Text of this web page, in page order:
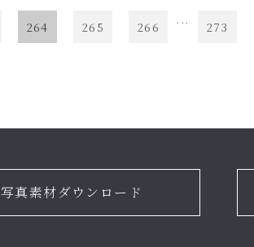
264 265 266 ... 273
写真素材ダウンロード